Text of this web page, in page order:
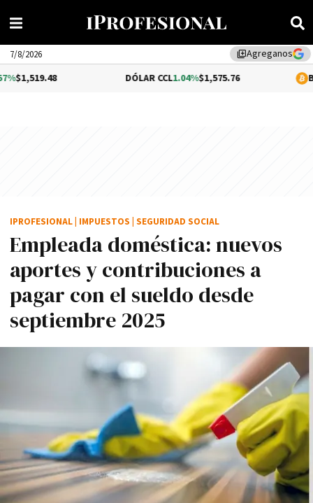
library_addAgreganos
7/8/2026
DÓLAR CCL1.04%$1,575.76 BITCOIN
Empleada doméstica: nuevos
aportes y contribuciones a
pagar con el sueldo desde
septiembre 2025
IPROFESIONAL IMPUESTOS SEGURIDAD SOCIAL